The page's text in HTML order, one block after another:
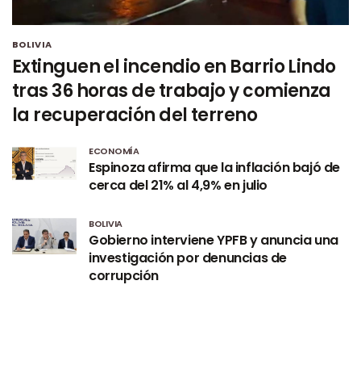
BOLIVIA
Extinguen el incendio en Barrio Lindo
tras 36 horas de trabajo y comienza
la recuperación del terreno
ECONOMÍA
Espinoza afirma que la inflación bajó de
cerca del 21% al 4,9% en julio
BOLIVIA
Gobierno interviene YPFB y anuncia una
investigación por denuncias de
corrupción